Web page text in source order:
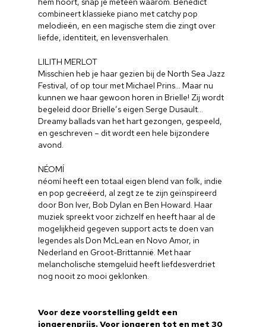
combineert klassieke piano met catchy pop
melodieën, en een magische stem die zingt over
liefde, identiteit, en levensverhalen.
LILITH MERLOT
Misschien heb je haar gezien bij de North Sea Jazz
Festival, of op tour met Michael Prins… Maar nu
kunnen we haar gewoon horen in Brielle! Zij wordt
begeleid door Brielle’s eigen Serge Dusault…
Dreamy ballads van het hart gezongen, gespeeld,
en geschreven – dit wordt een hele bijzondere
avond.
NÉOMÍ
néomí heeft een totaal eigen blend van folk, indie
en pop gecreëerd, al zegt ze te zijn geïnspireerd
door Bon Iver, Bob Dylan en Ben Howard. Haar
muziek spreekt voor zichzelf en heeft haar al de
mogelijkheid gegeven support acts te doen van
legendes als Don McLean en Novo Amor, in
Nederland en Groot-Brittannië. Met haar
melancholische stemgeluid heeft liefdesverdriet
nog nooit zo mooi geklonken.
Voor deze voorstelling geldt een
jongerenprijs. Voor jongeren tot en met 30